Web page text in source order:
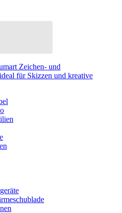
Zeichen- und
für Skizzen und kreative